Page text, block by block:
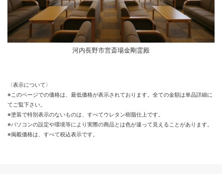
河内長野市営斎場金剛霊殿
〈表示について〉
※このページでの価格は、最低価格が表示されております。全ての金額は単品詳細に
てご覧下さい。
※塗装で特別表示のないものは、すべてウレタン樹脂仕上です。
※パソコンの設定や環境等により実際の商品とは色が違って見えることがあります。
※掲載価格は、すべて税込表示です。